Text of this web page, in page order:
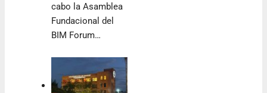
cabo la Asamblea
Fundacional del
BIM Forum…